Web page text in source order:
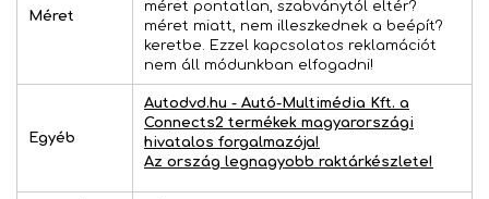
Méret
méret pontatlan, szabványtól eltér?
méret miatt, nem illeszkednek a beépít?
keretbe. Ezzel kapcsolatos reklamációt
nem áll módunkban elfogadni!
Egyéb
Autodvd.hu - Autó-Multimédia Kft. a
Connects2 termékek magyarországi
hivatalos forgalmazója!
Az ország legnagyobb raktárkészlete!